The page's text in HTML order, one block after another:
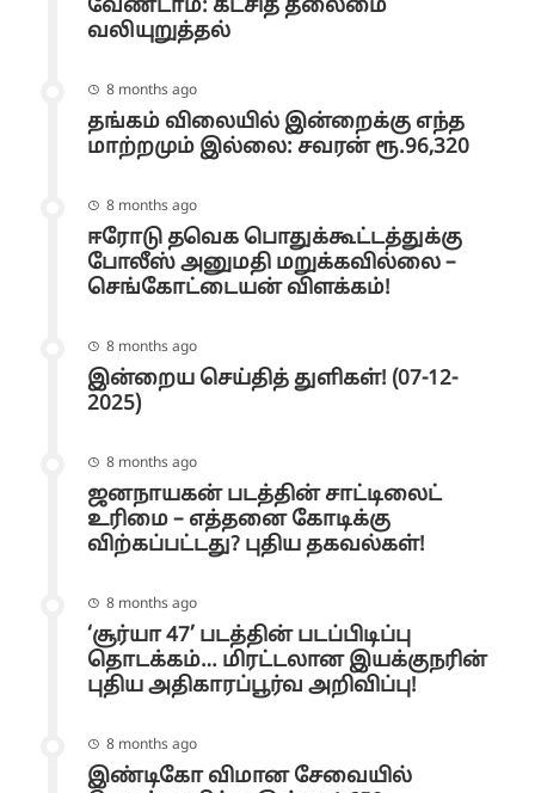
வேண்டாம்: கட்சித் தலைமை
வலியுறுத்தல்
8 months ago
தங்கம் விலையில் இன்றைக்கு எந்த
மாற்றமும் இல்லை: சவரன் ரூ.96,320
8 months ago
ஈரோடு தவெக பொதுக்கூட்டத்துக்கு
போலீஸ் அனுமதி மறுக்கவில்லை –
செங்கோட்டையன் விளக்கம்!
8 months ago
இன்றைய செய்தித் துளிகள்! (07-12-
2025)
8 months ago
ஜனநாயகன் படத்தின் சாட்டிலைட்
உரிமை – எத்தனை கோடிக்கு
விற்கப்பட்டது? புதிய தகவல்கள்!
8 months ago
‘சூர்யா 47’ படத்தின் படப்பிடிப்பு
தொடக்கம்… மிரட்டலான இயக்குநரின்
புதிய அதிகாரப்பூர்வ அறிவிப்பு!
8 months ago
இண்டிகோ விமான சேவையில்